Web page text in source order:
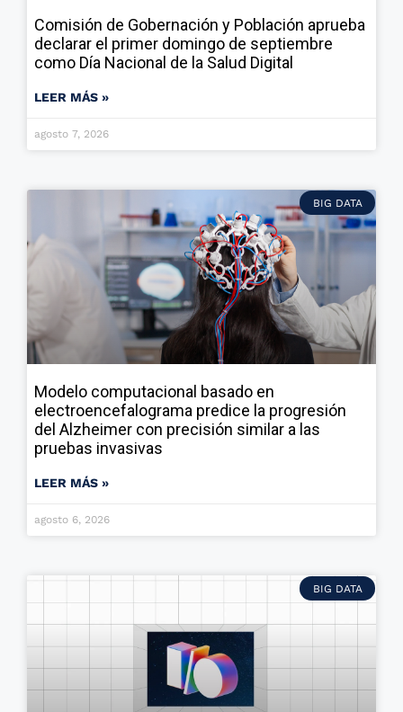
Comisión de Gobernación y Población aprueba
declarar el primer domingo de septiembre
como Día Nacional de la Salud Digital
LEER MÁS »
agosto 7, 2026
BIG DATA
Modelo computacional basado en
electroencefalograma predice la progresión
del Alzheimer con precisión similar a las
pruebas invasivas
LEER MÁS »
agosto 6, 2026
BIG DATA